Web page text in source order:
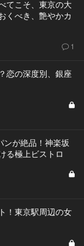
てこそ、東京の大
くべき、艶やかカ
1
恋の深度別、銀座
ンが絶品！神楽坂
る極上ビストロ
！東京駅周辺の女